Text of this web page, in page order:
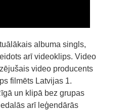
albuma singls,
arī videoklips. Video
video producents
filmēts Latvijas 1.
un klipā bez grupas
arī leģendārās